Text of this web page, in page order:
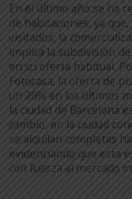
En el último año se ha
de habitaciones, ya
visitados, la
implica la subdivisión
en su oferta habitual.
Fotocasa, la oferta de
un 20% en los últimos
la ciudad de Barcelona
cambio, en la ciudad
se alquilan completas
evidenciando que esta
con fuerza al mercado